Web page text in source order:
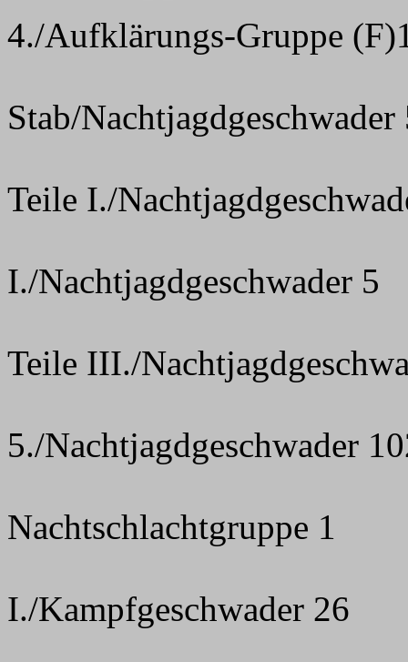
4./Aufklärungs-Gruppe
Stab/Nachtjagdgeschwader
Teile I./
I./Nachtjagdgeschwader 5
Teile III./
5./Nachtjagdgeschwader
Nachtschlachtgruppe 1
I./Kampfgeschwader 26